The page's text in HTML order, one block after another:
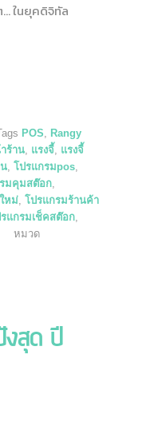
… ในยุคดิจิทัล
POS
Rangy
ร้าน แรงจี้ แรงจี้
โปรแกรมpos
มคุมสต๊อก
หม่ โปรแกรมร้านค้า
แกรมเช็คสต๊อก
หมวด
งสุด ปี